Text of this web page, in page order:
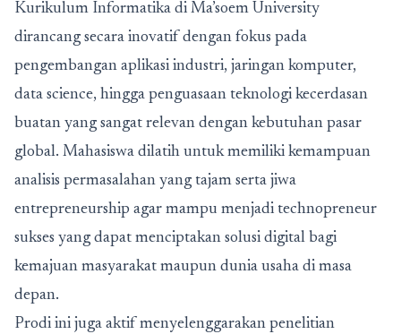
Kurikulum Informatika di Ma’soem University
dirancang secara inovatif dengan fokus pada
pengembangan aplikasi industri, jaringan komputer,
data science, hingga penguasaan teknologi kecerdasan
buatan yang sangat relevan dengan kebutuhan pasar
global. Mahasiswa dilatih untuk memiliki kemampuan
analisis permasalahan yang tajam serta jiwa
entrepreneurship agar mampu menjadi technopreneur
sukses yang dapat menciptakan solusi digital bagi
kemajuan masyarakat maupun dunia usaha di masa
depan.
Prodi ini juga aktif menyelenggarakan penelitian